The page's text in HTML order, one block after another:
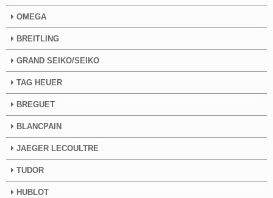
OMEGA
BREITLING
GRAND SEIKO/SEIKO
TAG HEUER
BREGUET
BLANCPAIN
JAEGER LECOULTRE
TUDOR
HUBLOT